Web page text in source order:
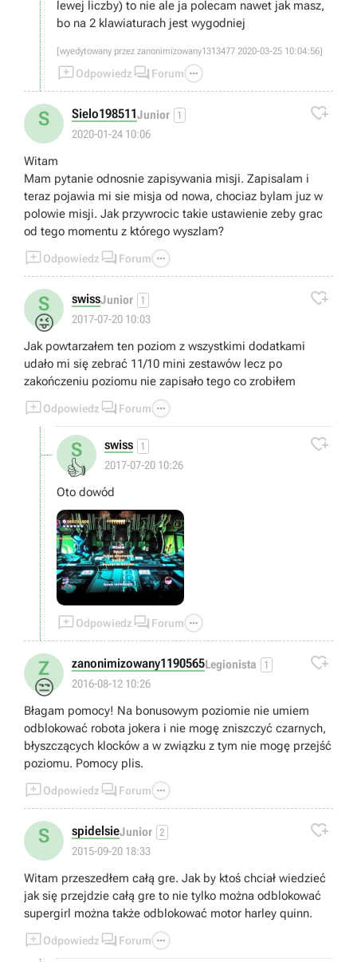
lewej liczby) to nie ale ja polecam nawet jak masz,
bo na 2 klawiaturach jest wygodniej
[wyedytowany przez zanonimizowany1313477 2020-03-25 10:04:56]
Odpowiedz  Forum 
S Sielo198511Junior 1
2020-01-24 10:06

Witam
Mam pytanie odnosnie zapisywania misji. Zapisalam i
teraz pojawia mi sie misja od nowa, chociaz bylam juz w
polowie misji. Jak przywrocic takie ustawienie zeby grac
od tego momentu z którego wyszlam?
Odpowiedz  Forum 
S
😜
swissJunior 1
2017-07-20 10:03

Jak powtarzałem ten poziom z wszystkimi dodatkami
udało mi się zebrać 11/10 mini zestawów lecz po
zakończeniu poziomu nie zapisało tego co zrobiłem
Odpowiedz  Forum 
S
👍
swiss 1
2017-07-20 10:26

Oto dowód
Odpowiedz  Forum 
Z
😒
zanonimizowany1190565Legionista 1
2016-08-12 10:26

Błagam pomocy! Na bonusowym poziomie nie umiem
odblokować robota jokera i nie mogę zniszczyć czarnych,
błyszczących klocków a w związku z tym nie mogę przejść
poziomu. Pomocy plis.
Odpowiedz  Forum 
S spidelsieJunior 2
2015-09-20 18:33

Witam przeszedłem całą gre. Jak by ktoś chciał wiedzieć
jak się przejdzie całą gre to nie tylko można odblokować
supergirl można także odblokować motor harley quinn.
Odpowiedz  Forum 